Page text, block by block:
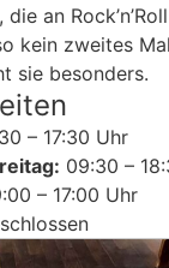
an
kein zweites
sie besonders.
– 17:30 Uhr
09:30 –
– 17:00 Uhr